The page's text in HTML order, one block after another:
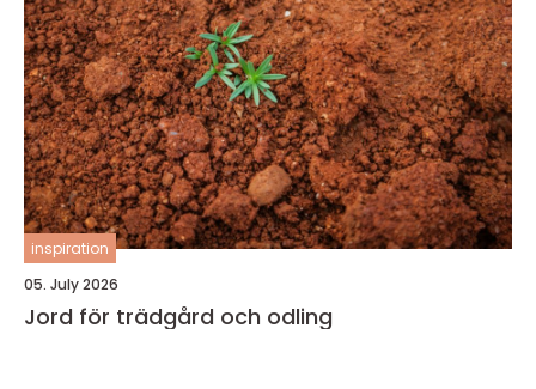
inspiration
05. July 2026
Jord för trädgård och odling